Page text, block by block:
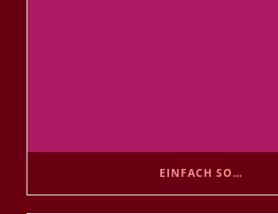
EINFACH SO…